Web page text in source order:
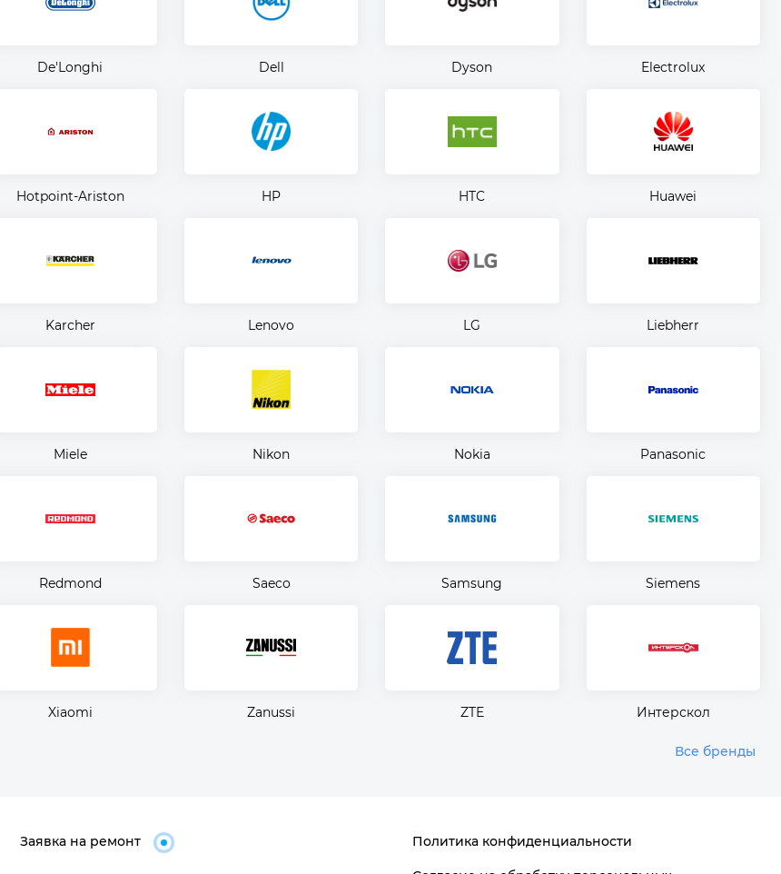
De'Longhi Dell Dyson Electrolux
Hotpoint-Ariston HP HTC Huawei
Karcher Lenovo LG Liebherr
Miele Nikon Nokia Panasonic
Redmond Saeco Samsung Siemens
Xiaomi Zanussi ZTE Интерскол
Все бренды
Заявка на ремонт Политика конфиденциальности